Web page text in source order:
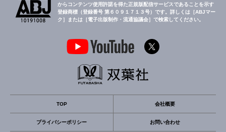
からコンテンツ使用許諾を得た正規版配信サービスであることを示す
登録商標（登録番号 第６０９１７１３号）です。詳しくは［ABJマー
ク］または［電子出版制作・流通協議会］で検索してください。
TOP 会社概要
プライバシーポリシー お問い合わせ